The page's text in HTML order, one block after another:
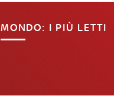
MONDO: I PIÙ LETTI